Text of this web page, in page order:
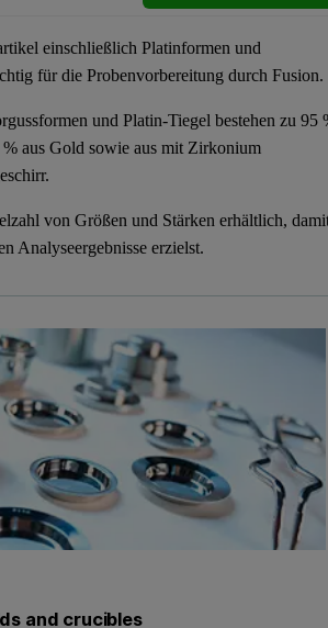
einschließlich Platinformen und
für die Probenvorbereitung durch Fusion.
und Platin-Tiegel bestehen zu 95
aus Gold sowie aus mit Zirkonium
von Größen und Stärken erhältlich,
Analyseergebnisse erzielst.
and crucibles